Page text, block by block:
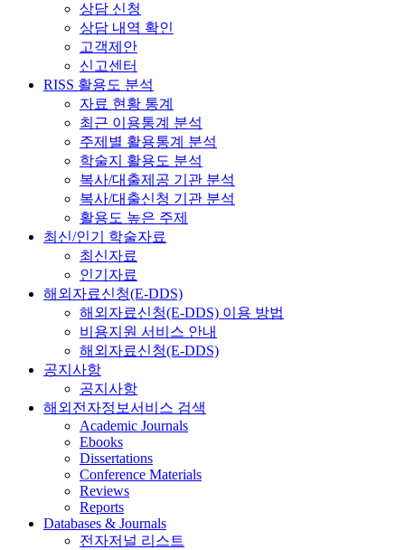
상담 신청
상담 내역 확인
고객제안
신고센터
RISS 활용도 분석
자료 현황 통계
최근 이용통계 분석
주제별 활용통계 분석
학술지 활용도 분석
복사/대출제공 기관 분석
복사/대출신청 기관 분석
활용도 높은 주제
최신/인기 학술자료
최신자료
인기자료
해외자료신청(E-DDS)
해외자료신청(E-DDS) 이용 방법
비용지원 서비스 안내
해외자료신청(E-DDS)
공지사항
공지사항
해외전자정보서비스 검색
Academic Journals
Ebooks
Dissertations
Conference Materials
Reviews
Reports
Databases & Journals
전자저널 리스트